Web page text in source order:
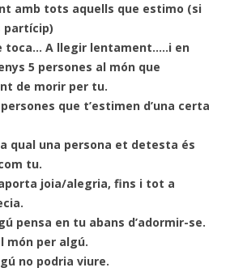
amb tots aquells que estimo (si
partícip)
toca… A llegir lentament…..i en
5 persones al món que
de morir per tu.
que t’estimen d’una certa
qual una persona et detesta és
tu.
joia/alegria, fins i tot a
pensa en tu abans d’adormir-se.
món per algú.
no podria viure.